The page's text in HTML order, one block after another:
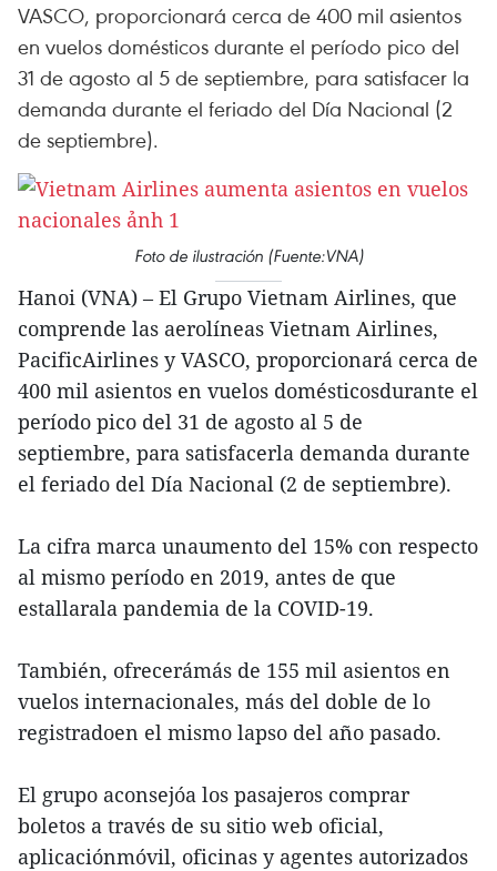
VASCO, proporcionará cerca de 400 mil asientos
en vuelos domésticos durante el período pico del
31 de agosto al 5 de septiembre, para satisfacer la
demanda durante el feriado del Día Nacional (2
de septiembre).
Foto de ilustración (Fuente:VNA)
Hanoi (VNA) – El Grupo Vietnam Airlines, que
comprende las aerolíneas Vietnam Airlines,
PacificAirlines y VASCO, proporcionará cerca de
400 mil asientos en vuelos domésticosdurante el
período pico del 31 de agosto al 5 de
septiembre, para satisfacerla demanda durante
el feriado del Día Nacional (2 de septiembre).
La cifra marca unaumento del 15% con respecto
al mismo período en 2019, antes de que
estallarala pandemia de la COVID-19.
También, ofrecerámás de 155 mil asientos en
vuelos internacionales, más del doble de lo
registradoen el mismo lapso del año pasado.
El grupo aconsejóa los pasajeros comprar
boletos a través de su sitio web oficial,
aplicaciónmóvil, oficinas y agentes autorizados